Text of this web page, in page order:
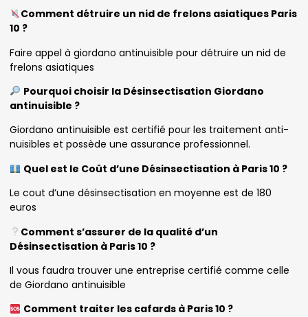
Comment détruire un nid de frelons asiatiques Paris
10 ?
Faire appel à giordano antinuisible pour détruire un nid de
frelons asiatiques
Pourquoi choisir la Désinsectisation Giordano
antinuisible ?
Giordano antinuisible est certifié pour les traitement anti-
nuisibles et possède une assurance professionnel.
Quel est le Coût d’une Désinsectisation à Paris 10 ?
Le cout d’une désinsectisation en moyenne est de 180
euros
Comment s’assurer de la qualité d’un
Désinsectisation à Paris 10 ?
Il vous faudra trouver une entreprise certifié comme celle
de Giordano antinuisible
Comment traiter les cafards à Paris 10 ?